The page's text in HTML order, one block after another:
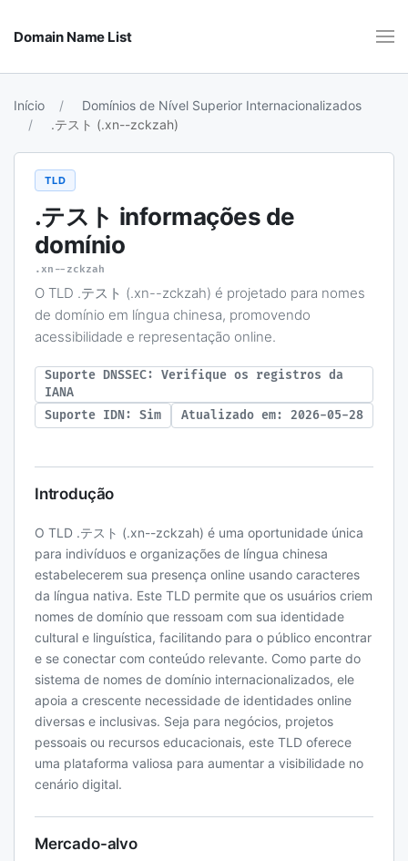
Domain Name List
Início
Domínios de Nível Superior Internacionalizados
.テスト (.xn--zckzah)
TLD
.テスト informações de
domínio
.xn--zckzah
O TLD .テスト (.xn--zckzah) é projetado para nomes
de domínio em língua chinesa, promovendo
acessibilidade e representação online.
Suporte DNSSEC: Verifique os registros da
IANA
Suporte IDN: Sim
Atualizado em: 2026-05-28
Introdução
O TLD .テスト (.xn--zckzah) é uma oportunidade única
para indivíduos e organizações de língua chinesa
estabelecerem sua presença online usando caracteres
da língua nativa. Este TLD permite que os usuários criem
nomes de domínio que ressoam com sua identidade
cultural e linguística, facilitando para o público encontrar
e se conectar com conteúdo relevante. Como parte do
sistema de nomes de domínio internacionalizados, ele
apoia a crescente necessidade de identidades online
diversas e inclusivas. Seja para negócios, projetos
pessoais ou recursos educacionais, este TLD oferece
uma plataforma valiosa para aumentar a visibilidade no
cenário digital.
Mercado-alvo